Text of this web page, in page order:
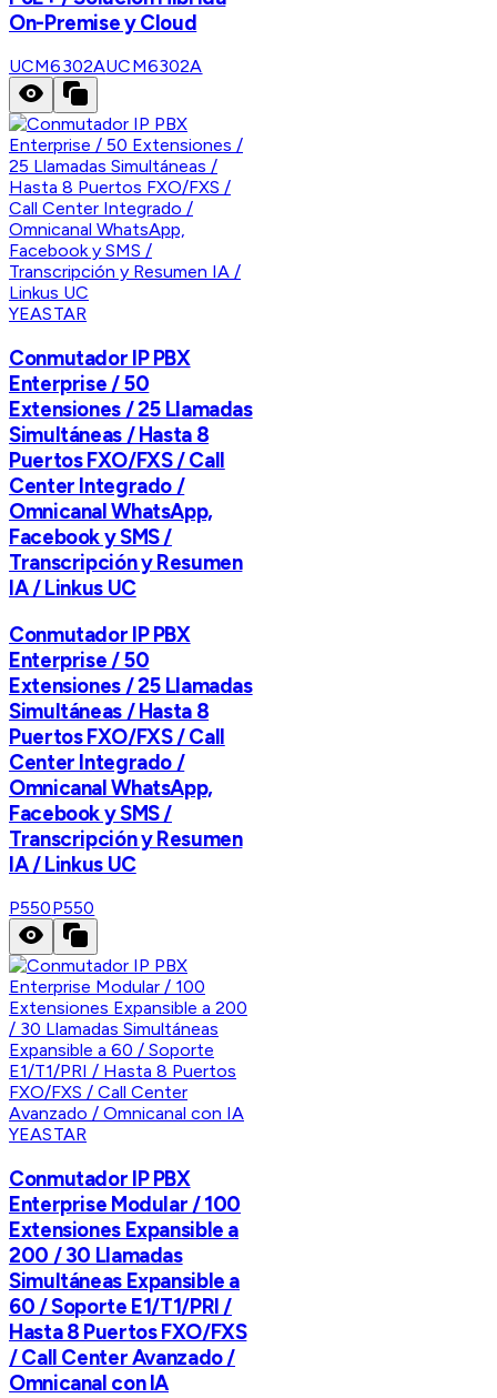
On-Premise y Cloud
UCM6302AUCM6302A
YEASTAR
Conmutador IP PBX
Enterprise / 50
Extensiones / 25 Llamadas
Simultáneas / Hasta 8
Puertos FXO/FXS / Call
Center Integrado /
Omnicanal WhatsApp,
Facebook y SMS /
Transcripción y Resumen
IA / Linkus UC
Conmutador IP PBX
Enterprise / 50
Extensiones / 25 Llamadas
Simultáneas / Hasta 8
Puertos FXO/FXS / Call
Center Integrado /
Omnicanal WhatsApp,
Facebook y SMS /
Transcripción y Resumen
IA / Linkus UC
P550P550
YEASTAR
Conmutador IP PBX
Enterprise Modular / 100
Extensiones Expansible a
200 / 30 Llamadas
Simultáneas Expansible a
60 / Soporte E1/T1/PRI /
Hasta 8 Puertos FXO/FXS
/ Call Center Avanzado /
Omnicanal con IA